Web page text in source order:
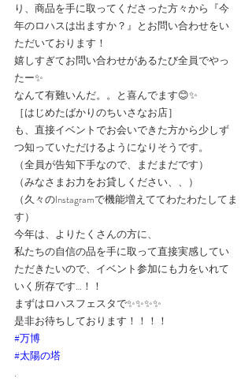
り、商品を手に取ってくださった方々から『今
年のロハスは出ますか？』とお問い合わせをい
ただいております！
嬉しすぎてお問い合わせがあるたび全員でやっ
たー✨
なんて有難いんだ。。と喜んでます😊✨
［はじめたばかりのちいさなお店］
も、直接イベントでお会いできた方から少しず
つ知っていただけるようになりそうです。
（全員が告知下手なので、まだまだです）
（みなさまお力をお貸しください、、）
（久々のInstagramで機能増えててわたわたしてま
す）
今年は、よりたくさんの方に、
私たちの自信の品を手に取って直接実感してい
ただきたいので、イベント参加にも力をいれて
いく所存です…！！
まずはロハスフェスタで✨✨✨✨
是非お待ちしております！！！！
#万博
#太陽の塔
.